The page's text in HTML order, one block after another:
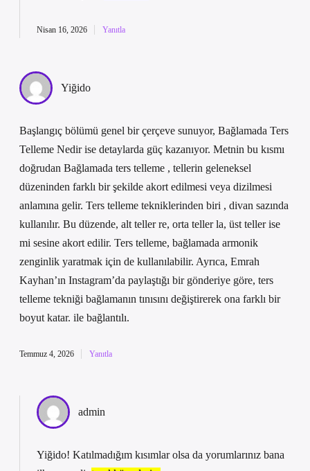
Nisan 16, 2026 Yanıtla
Yiğido
Başlangıç bölümü genel bir çerçeve sunuyor, Bağlamada Ters
Telleme Nedir ise detaylarda güç kazanıyor. Metnin bu kısmı
doğrudan Bağlamada ters telleme , tellerin geleneksel
düzeninden farklı bir şekilde akort edilmesi veya dizilmesi
anlamına gelir. Ters telleme tekniklerinden biri , divan sazında
kullanılır. Bu düzende, alt teller re, orta teller la, üst teller ise
mi sesine akort edilir. Ters telleme, bağlamada armonik
zenginlik yaratmak için de kullanılabilir. Ayrıca, Emrah
Kayhan’ın Instagram’da paylaştığı bir gönderiye göre, ters
telleme tekniği bağlamanın tınısını değiştirerek ona farklı bir
boyut katar. ile bağlantılı.
Temmuz 4, 2026 Yanıtla
admin
Yiğido! Katılmadığım kısımlar olsa da yorumlarınız bana